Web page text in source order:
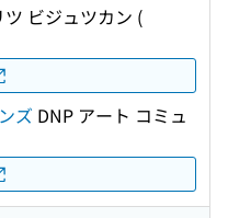
ビジュツカン (
ズ DNP アート コミュ